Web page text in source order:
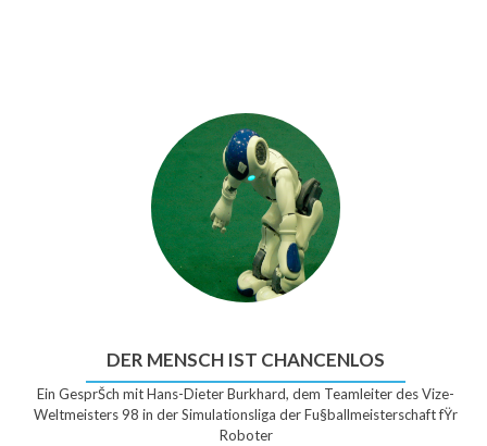
DER MENSCH IST CHANCENLOS
Ein GesprŠch mit Hans-Dieter Burkhard, dem Teamleiter des Vize-
Weltmeisters 98 in der Simulationsliga der Fu§ballmeisterschaft fŸr
Roboter